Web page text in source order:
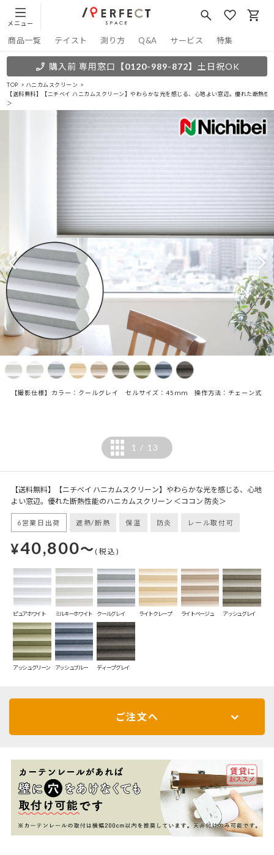
メニュー
商品一覧 テイスト 測り方 Q&A サービス 特集
購入前 専用窓口 【0120-989-872】 土日祝OK
TOP
ハニカムスクリーン
【送料無料】【ニチベイ ハニカムスクリーン】やわらかな光を感じる、心地よい窓辺。優れた断熱性
＞
【撮影仕様】カラー：クールグレイ セルサイズ：45ｍｍ 操作方法：チェーン式
1 / 13
【送料無料】【ニチベイ ハニカムスクリーン】やわらかな光を感じる、心地
よい窓辺。優れた断熱性能のハニカムスクリーン ＜ココン 防炎＞
6営業日出荷 遮熱/断熱 保温 防炎 レール取付可
¥40,800～(税込)
ピュアホワイト ミルキーホワイト クールグレイ ライトクレープ ライトベージュ アッシュグレイ
アッシュグリーン アッシュブルー ディープグレイ
ご注文へ